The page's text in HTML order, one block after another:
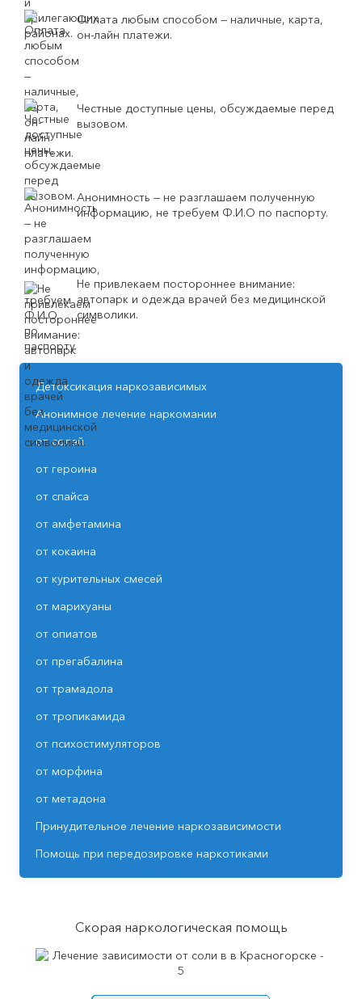
Детоксикация наркозависимых
Анонимное лечение наркомании
от солей
от героина
от спайса
от амфетамина
от кокаина
от курительных смесей
от марихуаны
от опиатов
от прегабалина
от трамадола
от тропикамида
от психостимуляторов
от морфина
от метадона
Принудительное лечение наркозависимости
Помощь при передозировке наркотиками
Скорая наркологическая помощь
Оплата любым способом — наличные, карта,
он-лайн платежи.
Честные доступные цены, обсуждаемые перед
вызовом.
Анонимность — не разглашаем полученную
информацию, не требуем Ф.И.О по паспорту.
Не привлекаем постороннее внимание:
автопарк и одежда врачей без медицинской
символики.